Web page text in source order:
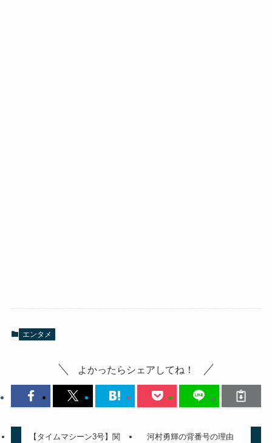
エンタメ
よかったらシェアしてね！
【タイムマシーン3号】関
河村勇輝の背番号の理由